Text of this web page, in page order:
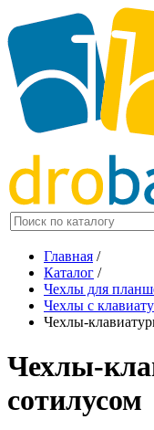
Главная /
Каталог /
Чехлы для
Чехлы с
Чехлы-
Чехлы-
сотилусом